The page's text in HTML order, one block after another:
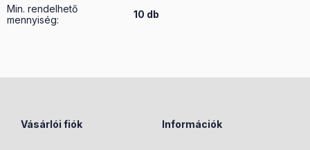
Min. rendelhető
mennyiség:
10 db
Vásárlói fiók Információk